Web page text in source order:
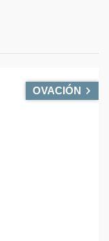
OVACIÓN